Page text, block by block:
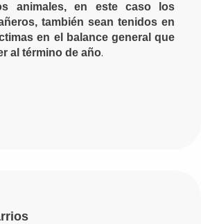
animales, en este caso los
también sean tenidos en
en el balance general que
al término de año.